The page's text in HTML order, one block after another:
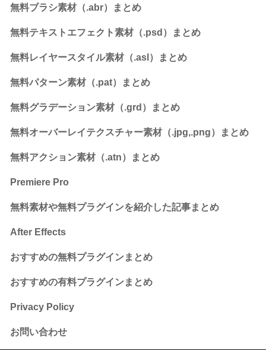
無料ブラシ素材（.abr）まとめ
無料テキストエフェクト素材（.psd）まとめ
無料レイヤースタイル素材（.asl）まとめ
無料パターン素材（.pat）まとめ
無料グラデーション素材（.grd）まとめ
無料オーバーレイテクスチャー素材（.jpg,.png）まとめ
無料アクション素材（.atn）まとめ
Premiere Pro
無料素材や無料プラグインを紹介した記事まとめ
After Effects
おすすめの無料プラグインまとめ
おすすめの有料プラグインまとめ
Privacy Policy
お問い合わせ